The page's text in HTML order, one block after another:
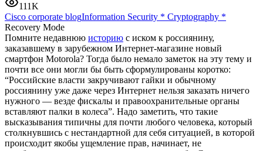
111K
Cisco corporate blogInformation Security * Cryptography *
Recovery Mode
Помните недавнюю историю с иском к россиянину,
заказавшему в зарубежном Интернет-магазине новый
смартфон Motorola? Тогда было немало заметок на эту тему и
почти все они могли бы быть сформулированы коротко:
“Российские власти закручивают гайки и обычному
россиянину уже даже через Интернет нельзя заказать ничего
нужного — везде фискалы и правоохранительные органы
вставляют палки в колеса”. Надо заметить, что такие
высказывания типичны для почти любого человека, который
столкнувшись с нестандартной для себя ситуацией, в которой
происходит якобы ущемление прав, начинает, не